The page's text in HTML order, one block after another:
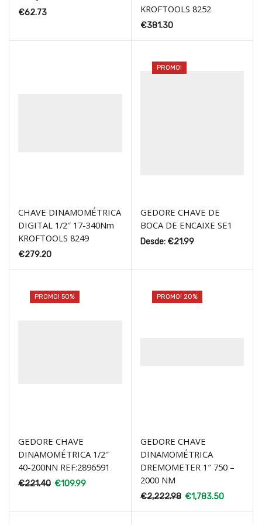
€62.73
KROFTOOLS 8252
€381.30
CHAVE DINAMOMÉTRICA
DIGITAL 1/2″ 17-340Nm
KROFTOOLS 8249
€279.20
PROMO!
GEDORE CHAVE DE
BOCA DE ENCAIXE SE1
Desde: €21.99
PROMO! 50%
GEDORE CHAVE
DINAMOMÉTRICA 1/2″
40-200NN REF:2896591
€221.40 €109.99
PROMO! 20%
GEDORE CHAVE
DINAMOMÉTRICA
DREMOMETER 1″ 750 –
2000 NM
€2,222.98 €1,783.50